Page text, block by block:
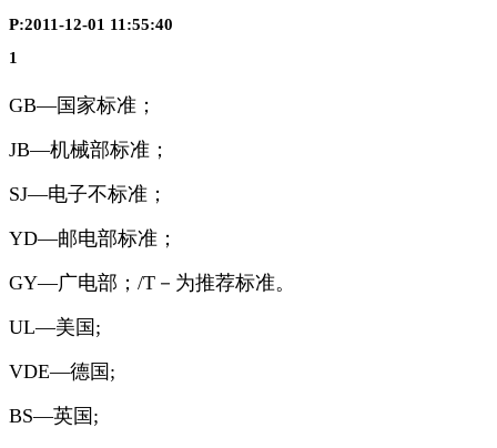
P:2011-12-01 11:55:40
1
GB—国家标准；
JB—机械部标准；
SJ—电子不标准；
YD—邮电部标准；
GY—广电部；/T－为推荐标准。
UL—美国;
VDE—德国;
BS—英国;